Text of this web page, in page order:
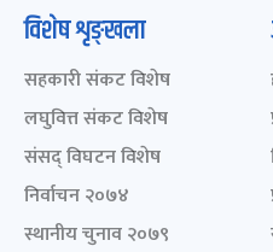
विशेष शृङ्खला
सहकारी संकट विशेष
लघुवित्त संकट विशेष
संसद् विघटन विशेष
निर्वाचन २०७४
स्थानीय चुनाव २०७९